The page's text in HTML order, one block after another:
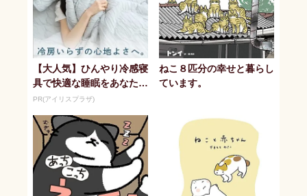
【大人気】ひんやり冷感寝
具で快適な睡眠をあなた
に。
PR(アイリスプラザ)
ねこ８匹分の幸せと暮らし
ています。